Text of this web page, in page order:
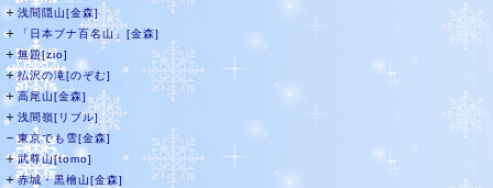
＋ 浅間隠山[金森]
＋ 「日本ブナ百名山」[金森]
＋無題[zio]
＋払沢の滝[のぞむ]
＋高尾山[金森]
＋ 浅間嶺[リブル]
－東京でも雪[金森]
＋武尊山[tomo]
＋赤城・黒檜山[金森]